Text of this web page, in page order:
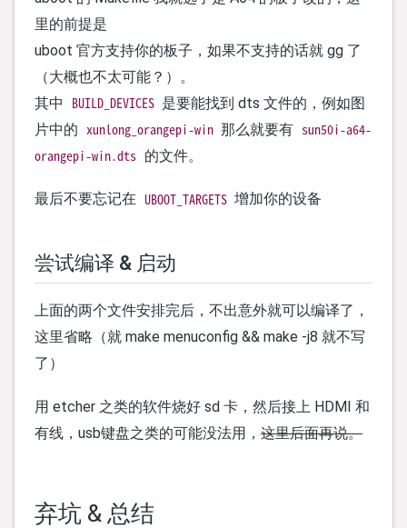
里的前提是
uboot 官方支持你的板子，如果不支持的话就 gg 了
（大概也不太可能？）。
其中
BUILD_DEVICES 是要能找到 dts 文件的，例如图
片中的 xunlong_orangepi-win 那么就要有 sun50i-a64-
orangepi-win.dts 的文件。
最后不要忘记在 UBOOT_TARGETS 增加你的设备
尝试编译 & 启动
上面的两个文件安排完后，不出意外就可以编译了，
这里省略（就 make menuconfig && make -j8 就不写
了）
用 etcher 之类的软件烧好 sd 卡，然后接上 HDMI 和
有线，usb键盘之类的可能没法用， 这里后面再说。
弃坑 & 总结